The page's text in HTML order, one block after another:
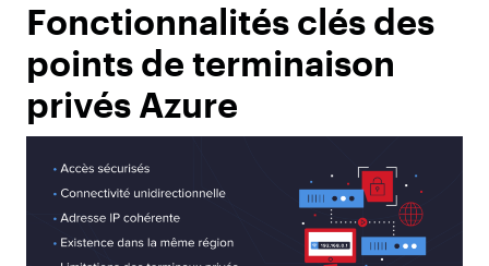
Fonctionnalités clés des
points de terminaison
privés Azure